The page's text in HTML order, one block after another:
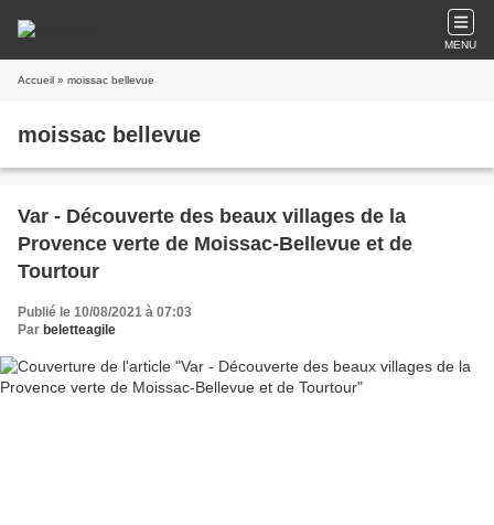
MENU
Accueil » moissac bellevue
moissac bellevue
Var - Découverte des beaux villages de la
Provence verte de Moissac-Bellevue et de
Tourtour
Publié le 10/08/2021 à 07:03
Par beletteagile